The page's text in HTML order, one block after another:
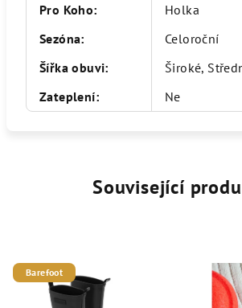
Pro Koho:
Holka
Sezóna:
Celoroční
Šířka obuvi:
Široké,
Zateplení: Ne
Související
Barefoot